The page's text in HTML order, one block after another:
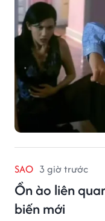
SAO 3 giờ trước
Ồn ào liên
biến mới